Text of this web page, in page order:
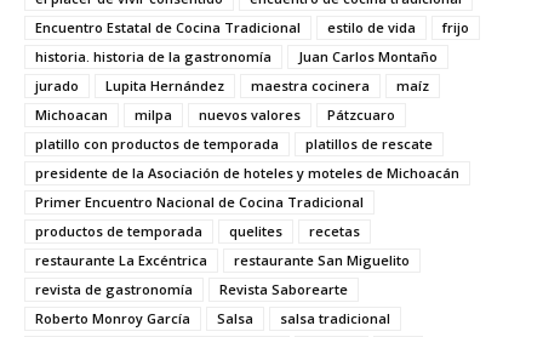
Encuentro Estatal de Cocina Tradicional
estilo de vida
frijo
historia. historia de la gastronomía
Juan Carlos Montaño
jurado
Lupita Hernández maestra cocinera
maíz
Michoacan
milpa nuevos valores
Pátzcuaro
platillo con productos de temporada
platillos de rescate
presidente de la Asociación de hoteles y moteles de Michoacán
Primer Encuentro Nacional de Cocina Tradicional
productos de temporada
quelites
recetas
restaurante La Excéntrica
restaurante San Miguelito
revista de gastronomía
Revista Saborearte
Roberto Monroy García
Salsa
salsa tradicional